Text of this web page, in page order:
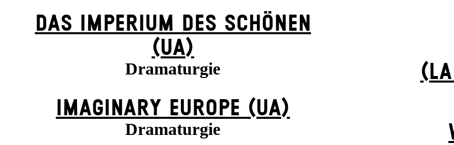
DAS IMPERIUM DES SCHÖNEN
(UA)
Dramaturgie
IMAGINARY EUROPE (UA)
Dramaturgie